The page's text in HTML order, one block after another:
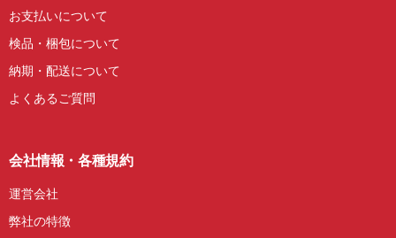
お支払いについて
検品・梱包について
納期・配送について
よくあるご質問
会社情報・各種規約
運営会社
弊社の特徴